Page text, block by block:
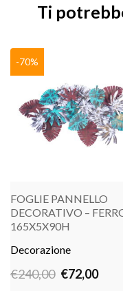
Ti
-70%
FOGLIE PANNELLO
DECORATIVO –
165X5X90H
Decorazione
€240,00 Il
€72,00Il